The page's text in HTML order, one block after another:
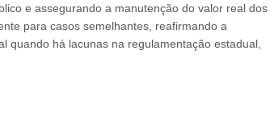
e assegurando a manutenção do valor real dos
para casos semelhantes, reafirmando a
quando há lacunas na regulamentação estadual,